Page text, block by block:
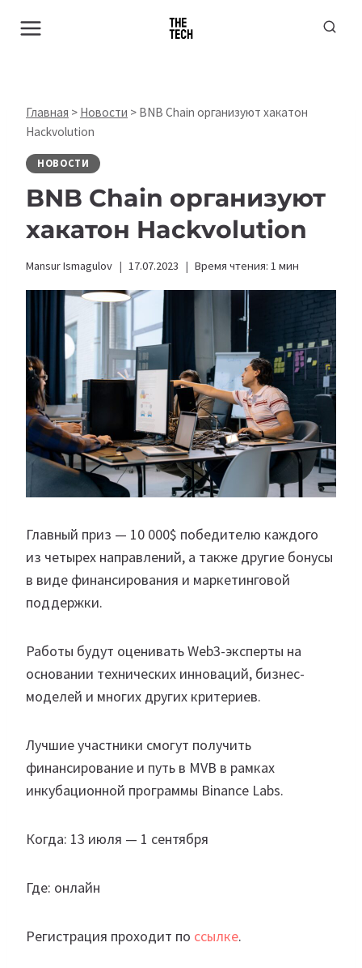
Главная > Новости > BNB Chain организуют хакатон
Hackvolution
НОВОСТИ
BNB Chain организуют
хакатон Hackvolution
Mansur Ismagulov 17.07.2023 Время чтения: 1 мин
Главный приз — 10 000$ победителю каждого
из четырех направлений, а также другие бонусы
в виде финансирования и маркетинговой
поддержки.
Работы будут оценивать Web3-эксперты на
основании технических инноваций, бизнес-
моделей и многих других критериев.
Лучшие участники смогут получить
финансирование и путь в MVB в рамках
инкубационной программы Binance Labs.
Когда: 13 июля — 1 сентября
Где: онлайн
Регистрация проходит по ссылке.